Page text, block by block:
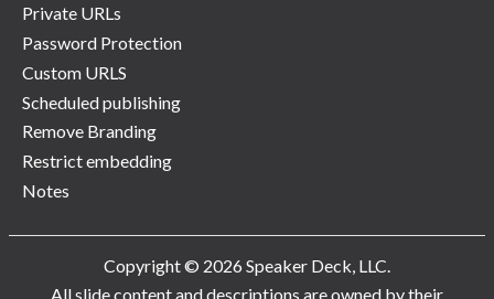
Private URLs
Password Protection
Custom URLS
Scheduled publishing
Remove Branding
Restrict embedding
Notes
Copyright © 2026 Speaker Deck, LLC.
All slide content and descriptions are owned by their